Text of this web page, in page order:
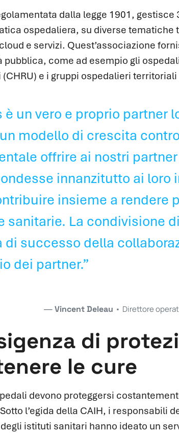
dalla legge 1901,
ospedaliera, su diverse tematiche
e servizi. Quest’associazione
pubblica, come ad esempio gli
e i gruppi ospedalieri territoriali
è un vero e proprio partner
modello di crescita
offrire ai nostri
innanzitutto ai loro
insieme a rendere
sanitarie. La condivisione
di successo della
dei partner.”
Vincent Deleau • Direttore
di
le cure
devono proteggersi
l’egida della CAIH, i responsabili
istituti sanitari hanno ideato un